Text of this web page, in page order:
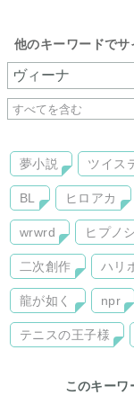
他のキーワードでサ
夢小説 ツイス
BL ヒロアカ
wrwrd ヒプノ
二次創作 ハリ
龍が如く npr
テニスの王子様
このキーワ